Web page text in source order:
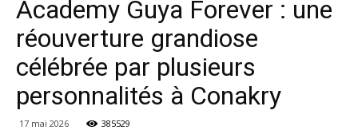
Academy Guya Forever : une
réouverture grandiose
célébrée par plusieurs
personnalités à Conakry
17 mai 2026 385529